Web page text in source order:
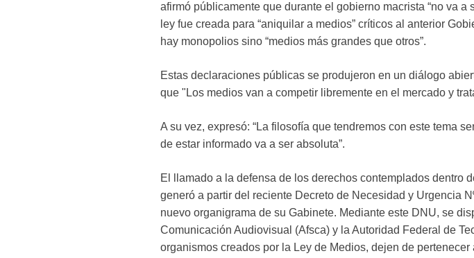
afirmó públicamente que durante el gobierno macrista “no va
ley fue creada para “aniquilar a medios” críticos al anterior
hay monopolios sino “medios más grandes que otros”.
Estas declaraciones públicas se produjeron en un diálogo
que "Los medios van a competir libremente en el mercado y
A su vez, expresó: “La filosofía que tendremos con este tema
de estar informado va a ser absoluta”.
El llamado a la defensa de los derechos contemplados dentro
generó a partir del reciente Decreto de Necesidad y Urgencia
nuevo organigrama de su Gabinete. Mediante este DNU, se
Comunicación Audiovisual (Afsca) y la Autoridad Federal de
organismos creados por la Ley de Medios, dejen de